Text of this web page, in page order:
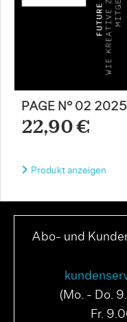
PAGE N° 02
22,90 €
Produkt anzeigen
Abo- und
(Mo. - Do.
Fr.